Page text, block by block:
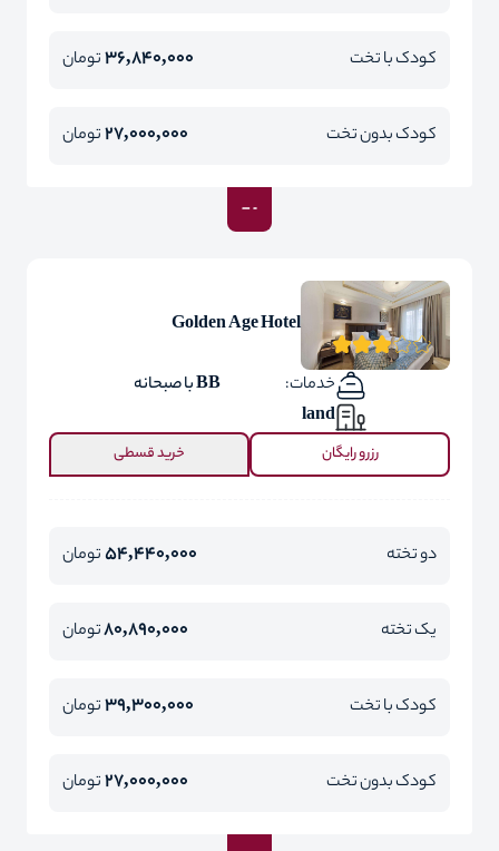
کودک با تخت 36,840,000تومان
کودک بدون تخت 27,000,000تومان
Golden Age Hotel
خدمات:
BB با صبحانه
land
رزرو رایگان خرید قسطی
دو تخته 54,440,000تومان
یک تخته 80,890,000تومان
کودک با تخت 39,300,000تومان
کودک بدون تخت 27,000,000تومان